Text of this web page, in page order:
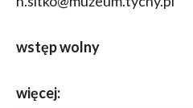
wstęp wolny
więcej: